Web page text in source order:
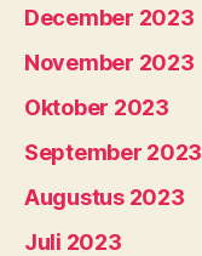
December 2023
November 2023
Oktober 2023
September 2023
Augustus 2023
Juli 2023